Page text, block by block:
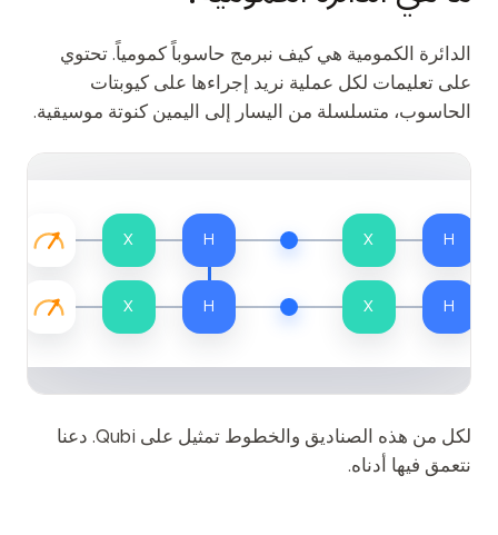
الفعاليات
الجداول الزمنية
المجتمعات
الأمن الكمومي
قصتنا
فريقنا
مهمتنا
تواصل
الدائرة الكمومية هي كيف نبرمج حاسوباً كمومياً. تحتوي
على تعليمات لكل عملية نريد إجراءها على كيوبتات
الحاسوب، متسلسلة من اليسار إلى اليمين كنوتة موسيقية.
H
H
X
X
H
H
X
X
لكل من هذه الصناديق والخطوط تمثيل على Qubi. دعنا
نتعمق فيها أدناه.